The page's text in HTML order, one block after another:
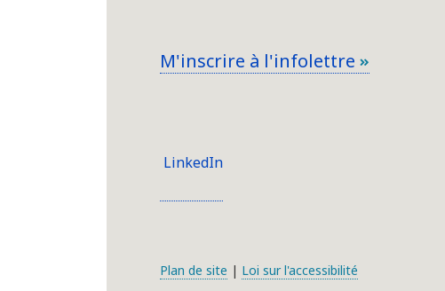
M'inscrire à l'infolettre
LinkedIn
Plan de site | Loi sur l'accessibilité